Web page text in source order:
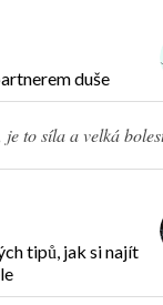
duše
je to síla a velká
tipů, jak si najít